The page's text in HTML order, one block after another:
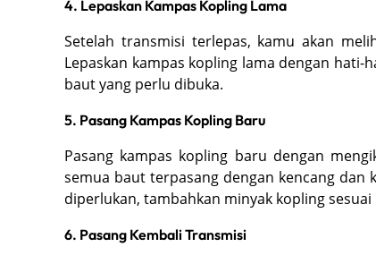
4. Lepaskan Kampas Kopling Lama
Setelah transmisi terlepas, kamu akan
Lepaskan kampas kopling lama dengan hati-
baut yang perlu dibuka.
5. Pasang Kampas Kopling Baru
Pasang kampas kopling baru dengan
semua baut terpasang dengan kencang dan
diperlukan, tambahkan minyak kopling
6. Pasang Kembali Transmisi